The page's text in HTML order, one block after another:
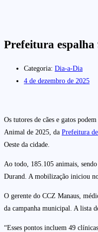
Prefeitura espalha
Categoria: Dia-a-Dia
4 de dezembro de 2025
Os tutores de cães e gatos
Animal de 2025, da Prefeitura
Oeste da cidade.
Ao todo, 185.105 animais,
Durand. A mobilização iniciou no
O gerente do CCZ Manaus,
da campanha municipal. A lista
“Esses pontos incluem 49